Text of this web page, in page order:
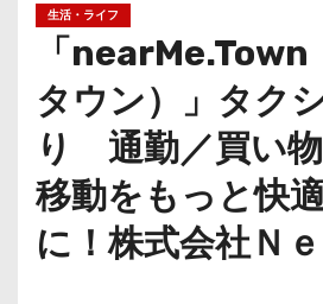
生活・ライフ
「nearMe.Town
タウン）」タク
り 通勤／買い
移動をもっと快
に！株式会社Ｎ